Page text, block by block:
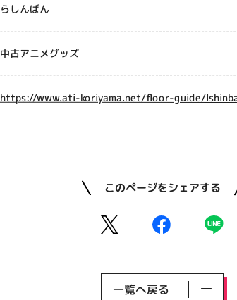
らしんばん
中古アニメグッズ
https://www.ati-koriyama.net/floor-guide/
このページをシェアする
一覧へ戻る